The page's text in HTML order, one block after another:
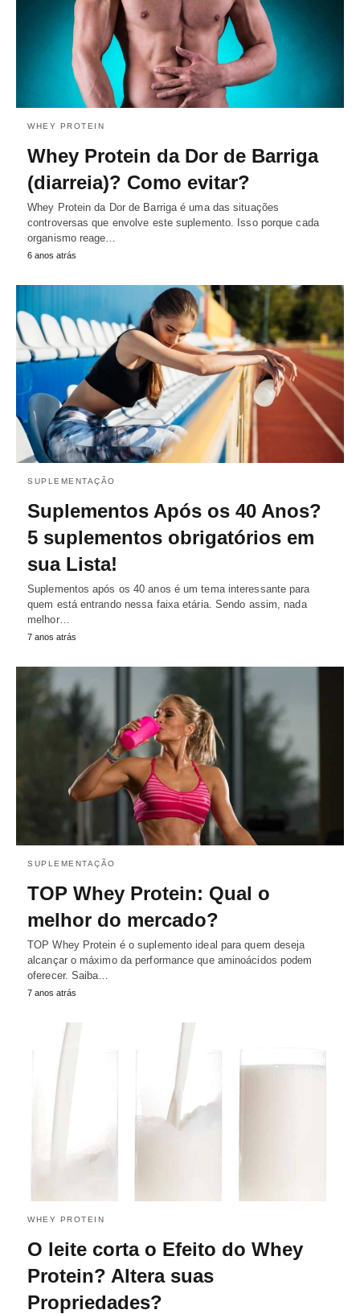
WHEY PROTEIN
Whey Protein da Dor de Barriga
(diarreia)? Como evitar?
Whey Protein da Dor de Barriga é uma das situações
controversas que envolve este suplemento. Isso porque cada
organismo reage…
6 anos atrás
SUPLEMENTAÇÃO
Suplementos Após os 40 Anos?
5 suplementos obrigatórios em
sua Lista!
Suplementos após os 40 anos é um tema interessante para
quem está entrando nessa faixa etária. Sendo assim, nada
melhor…
7 anos atrás
SUPLEMENTAÇÃO
TOP Whey Protein: Qual o
melhor do mercado?
TOP Whey Protein é o suplemento ideal para quem deseja
alcançar o máximo da performance que aminoácidos podem
oferecer. Saiba…
7 anos atrás
WHEY PROTEIN
O leite corta o Efeito do Whey
Protein? Altera suas
Propriedades?